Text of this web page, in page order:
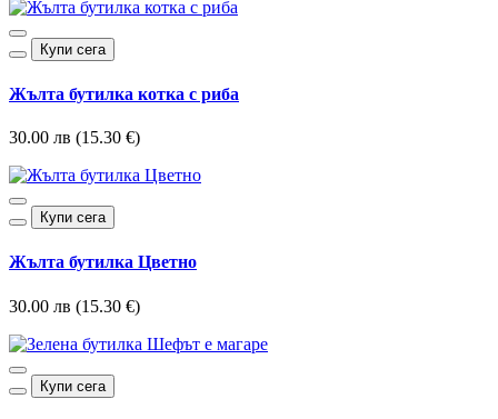
Купи сега
Жълта бутилка котка с риба
30.00 лв (15.30 €)
Купи сега
Жълта бутилка Цветно
30.00 лв (15.30 €)
Купи сега